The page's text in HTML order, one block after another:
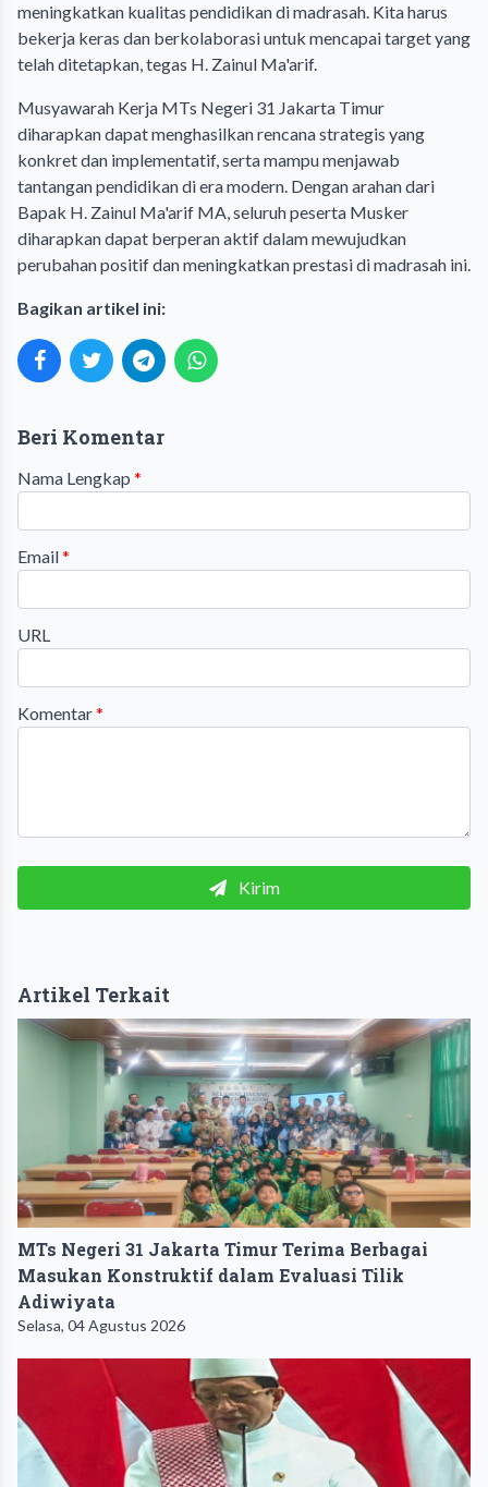
meningkatkan kualitas pendidikan di madrasah. Kita harus
bekerja keras dan berkolaborasi untuk mencapai target yang
telah ditetapkan, tegas H. Zainul Ma'arif.
Musyawarah Kerja MTs Negeri 31 Jakarta Timur
diharapkan dapat menghasilkan rencana strategis yang
konkret dan implementatif, serta mampu menjawab
tantangan pendidikan di era modern. Dengan arahan dari
Bapak H. Zainul Ma'arif MA, seluruh peserta Musker
diharapkan dapat berperan aktif dalam mewujudkan
perubahan positif dan meningkatkan prestasi di madrasah ini.
Bagikan artikel ini:
Beri Komentar
Nama Lengkap *
Email*
URL
Komentar*
Kirim
Artikel Terkait
MTs Negeri 31 Jakarta Timur Terima Berbagai
Masukan Konstruktif dalam Evaluasi Tilik
Adiwiyata
Selasa, 04 Agustus 2026